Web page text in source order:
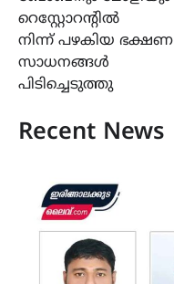
റെസ്റ്റോറൻ്റിൽ
നിന്ന് പഴകിയ ഭക്ഷണ
സാധനങ്ങൾ
പിടിച്ചെടുത്തു
Recent News